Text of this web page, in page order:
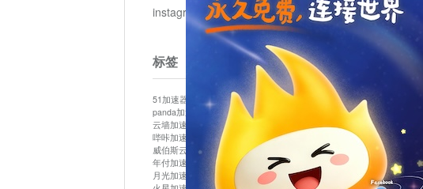
instagram网页版登录入口
标签
51加速器 bitznet hidecat i7加速器
kuai500
panda加速器
snap加速器 vp加速器
中信加速器
云墙加速器
云速加速器
哔咔加速器
哔咔哔咔加速器 喵云 回锅肉加速器
威伯斯云
小明加速器 小蓝鸟加速器
布谷vp加速器
年付加速器
心阶云 快连 怎么上外网
易飞加速器
月光加速器
机场加速器 松果云 梯子加速器